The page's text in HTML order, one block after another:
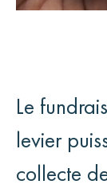
Le
levier
collecte